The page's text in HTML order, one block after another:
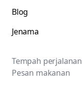
Blog
Jenama
Tempah perjalanan
Pesan makanan